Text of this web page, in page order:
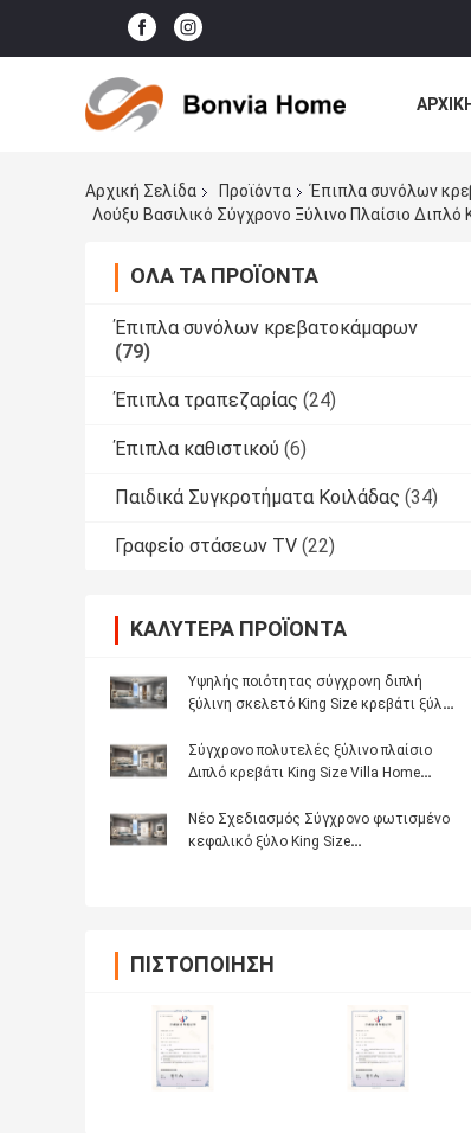
Αρχική Σελίδα
Προϊόντα
Έπιπλα συνόλων
ΌΛΑ ΤΑ ΠΡΟΪΌΝΤΑ
Έπιπλα συνόλων κρεβατοκάμαρων
(79)
Έπιπλα τραπεζαρίας (24)
Έπιπλα καθιστικού (6)
Παιδικά Συγκροτήματα Κοιλάδας (34)
Γραφείο στάσεων TV (22)
ΚΑΛΎΤΕΡΑ ΠΡΟΪΌΝΤΑ
Υψηλής ποιότητας σύγχρονη διπλή
ξύλινη σκελετό King Size κρεβάτι ξύλο
πολυτελή πλήρες σύνολο επίπλων
κρεβατοκάμαρας
Σύγχρονο πολυτελές ξύλινο πλαίσιο
Διπλό κρεβάτι King Size Villa Home
Mdf
Νέο Σχεδιασμός Σύγχρονο φωτισμένο
κεφαλικό ξύλο King Size
ΠΙΣΤΟΠΟΊΗΣΗ